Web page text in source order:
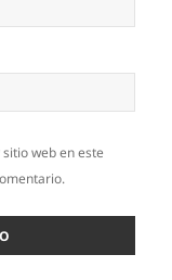
web en este